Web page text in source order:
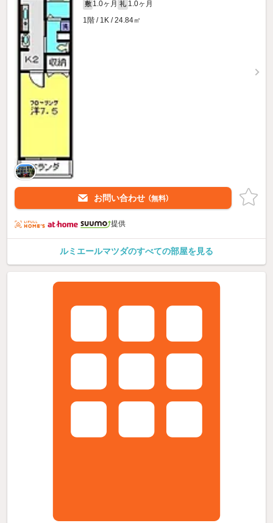
敷 1.0ヶ月 礼 1.0ヶ月
1階 / 1K / 24.84㎡
お問い合わせ （無料）
提供
ルミエールマツダのすべての部屋を見る